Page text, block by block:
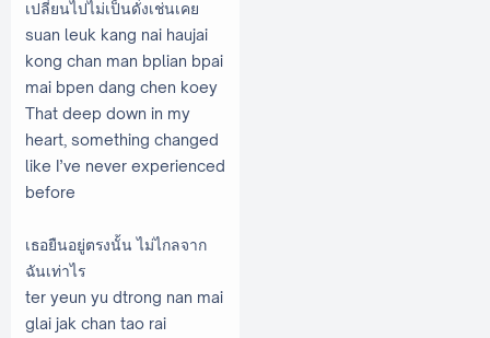
เปลี่ยนไปไม่เป็นดั่งเช่นเคย
suan leuk kang nai haujai
kong chan man bplian bpai
mai bpen dang chen koey
That deep down in my
heart, something changed
like I’ve never experienced
before
เธอยืนอยู่ตรงนั้น ไม่ไกลจาก
ฉันเท่าไร
ter yeun yu dtrong nan mai
glai jak chan tao rai